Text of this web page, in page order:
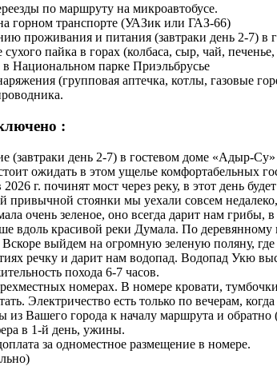
по маршруту на микроавтобусе.
горном транспорте (УАЗик или ГАЗ-66)
проживания и питания (завтраки день 2-7) в
пайка в горах (колбаса, сыр, чай,
Национальном парке Приэльбрусье
(групповая аптечка, котлы, газовые
:
(завтраки день 2-7) в гостевом доме «Адыр-
ожидать в этом ущелье комфортабельных
г. починят мост через реку, в этот день
привычной стоянки мы уехали совсем
очень зеленое, оно всегда дарит нам
вдоль красивой реки Думала. По деревянному
выйдем на огромную зеленую поляну,
речку и дарит нам водопад. Водопад Укю
похода 6-7 часов.
номерах. В номере кровати,
Электричество есть только по вечерам,
из Вашего города к началу маршрута и
в 1-й день, ужины.
за одноместное размещение в номере.